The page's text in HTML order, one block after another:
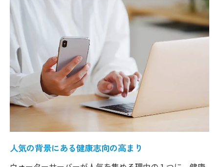
口コミとレビューから見る顧客満足度
ウォーターサーバー選びのポイント解説！生活
スタイルに合った製品とは
家庭用とオフィス用、それぞれのメリット
とデメリット
設置スペースに応じた製品選びのコツ
使用頻度に応じたコストの見極め方
最新トレンドを踏まえたウォーターサーバー市
場動向
人気の背景にある健康志向の高まり